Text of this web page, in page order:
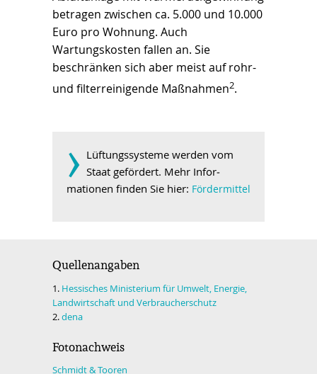
betragen zwischen ca. 5.000 und 10.000
Euro pro Wohnung. Auch
Wartungskosten fallen an. Sie
beschränken sich aber meist auf rohr-
und filterreinigende Maßnahmen2.
­› Lüftungssysteme werden vom
Staat gefördert. Mehr In­for­
mationen finden Sie hier: Fördermittel
Quellenangaben
1. Hessisches Ministerium für Umwelt, Energie,
Landwirtschaft und Verbraucherschutz
2.dena
Fotonachweis
Schmidt & Tooren